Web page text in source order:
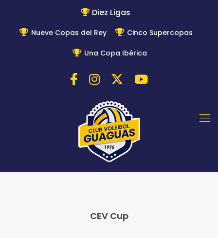
Diez Ligas
Nueve Copas del Rey Cinco Supercopas
Una Copa Ibérica
CEV Cup